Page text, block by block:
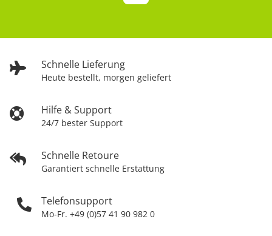
Schnelle Lieferung
Heute bestellt, morgen geliefert
Hilfe & Support
24/7 bester Support
Schnelle Retoure
Garantiert schnelle Erstattung
Telefonsupport
Mo-Fr. +49 (0)57 41 90 982 0